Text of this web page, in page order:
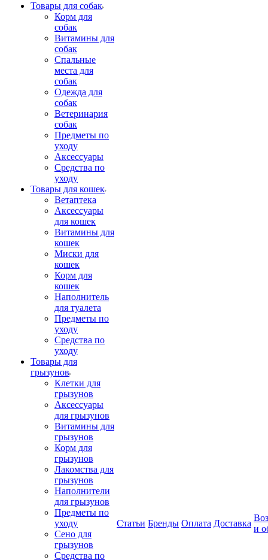
Товары для собак
Корм для
собак
Витамины для
собак
Спальные
места для
собак
Одежда для
собак
Ветеринария
собак
Предметы по
уходу
Аксессуары
Средства по
уходу
Товары для кошек
Ветаптека
Аксессуары
для кошек
Витамины для
кошек
Миски для
кошек
Корм для
кошек
Наполнитель
для туалета
Предметы по
уходу
Средства по
уходу
Товары для
грызунов
Клетки для
грызунов
Аксессуары
для грызунов
Витамины для
грызунов
Корм для
грызунов
Лакомства для
грызунов
Наполнители
для грызунов
Предметы по
уходу
Сено для
грызунов
Средства по
Статьи Бренды Оплата Доставка
и